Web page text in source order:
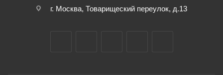
г. Москва, Товарищеский переулок, д.13